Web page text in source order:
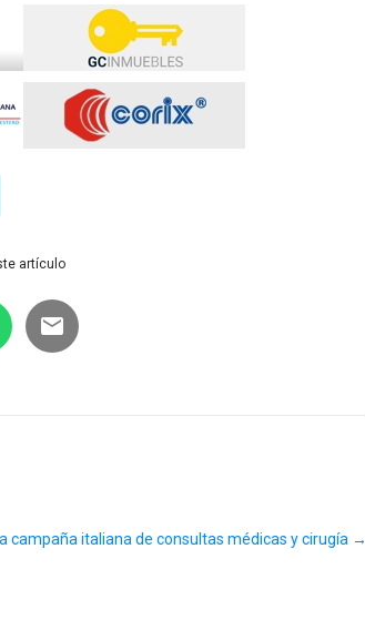
artículo
campaña italiana de consultas médicas y cirugía →